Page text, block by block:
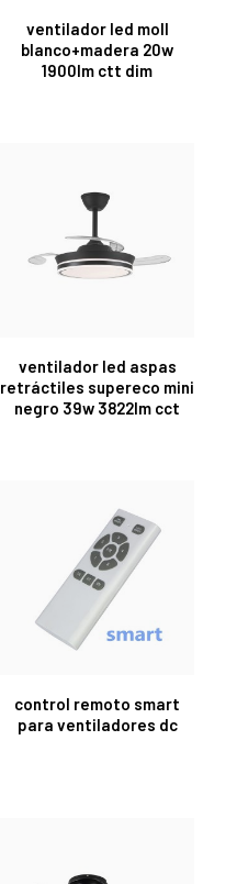
ventilador led moll
blanco+madera 20w
1900lm ctt dim
ventilador led aspas
retráctiles supereco mini
negro 39w 3822lm cct
control remoto smart
para ventiladores dc